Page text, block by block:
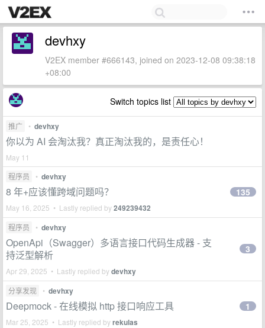
devhxy
V2EX member #666143, joined on 2023-12-08 09:38:18
+08:00
Switch topics list
推广 • devhxy
你以为 AI 会淘汰我？真正淘汰我的，是责任心！
May 11
程序员
• devhxy
8 年+应该懂跨域问题吗？
May 16, 2025 • Lastly replied by249239432
135
程序员 • devhxy
OpenApi（Swagger）多语言接口代码生成器 - 支
持泛型解析
Apr 29, 2025 • Lastly replied bydevhxy
3
分享发现 • devhxy
Deepmock - 在线模拟 http 接口响应工具
Mar 25, 2025 • Lastly replied byrekulas
1